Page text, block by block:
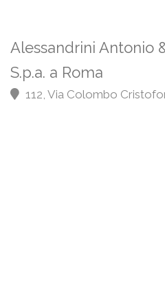
Alessandrini Antonio
S.p.a. a Roma
112, Via Colombo